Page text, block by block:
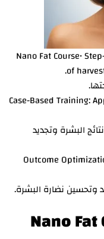
Nano Fat Course•
of
• Case-Based
البشرة وتجديد
• Outcome
وتحسين نضارة البشرة.